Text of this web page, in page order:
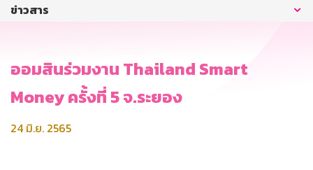
ข่าวสาร
ออมสินร่วมงาน Thailand Smart
Money ครั้งที่ 5 จ.ระยอง
24 มิ.ย. 2565